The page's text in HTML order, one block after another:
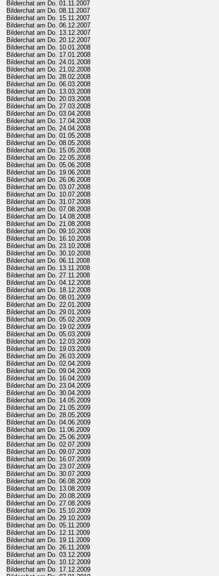
Bilderchat am Do. 01.11.2007
Bilderchat am Do. 08.11.2007
Bilderchat am Do. 15.11.2007
Bilderchat am Do. 06.12.2007
Bilderchat am Do. 13.12.2007
Bilderchat am Do. 20.12.2007
Bilderchat am Do. 10.01.2008
Bilderchat am Do. 17.01.2008
Bilderchat am Do. 24.01.2008
Bilderchat am Do. 21.02.2008
Bilderchat am Do. 28.02.2008
Bilderchat am Do. 06.03.2008
Bilderchat am Do. 13.03.2008
Bilderchat am Do. 20.03.2008
Bilderchat am Do. 27.03.2008
Bilderchat am Do. 03.04.2008
Bilderchat am Do. 17.04.2008
Bilderchat am Do. 24.04.2008
Bilderchat am Do. 01.05.2008
Bilderchat am Do. 08.05.2008
Bilderchat am Do. 15.05.2008
Bilderchat am Do. 22.05.2008
Bilderchat am Do. 05.06.2008
Bilderchat am Do. 19.06.2008
Bilderchat am Do. 26.06.2008
Bilderchat am Do. 03.07.2008
Bilderchat am Do. 10.07.2008
Bilderchat am Do. 31.07.2008
Bilderchat am Do. 07.08.2008
Bilderchat am Do. 14.08.2008
Bilderchat am Do. 21.08.2008
Bilderchat am Do. 09.10.2008
Bilderchat am Do. 16.10.2008
Bilderchat am Do. 23.10.2008
Bilderchat am Do. 30.10.2008
Bilderchat am Do. 06.11.2008
Bilderchat am Do. 13.11.2008
Bilderchat am Do. 27.11.2008
Bilderchat am Do. 04.12.2008
Bilderchat am Do. 18.12.2008
Bilderchat am Do. 08.01.2009
Bilderchat am Do. 22.01.2009
Bilderchat am Do. 29.01.2009
Bilderchat am Do. 05.02.2009
Bilderchat am Do. 19.02.2009
Bilderchat am Do. 05.03.2009
Bilderchat am Do. 12.03.2009
Bilderchat am Do. 19.03.2009
Bilderchat am Do. 26.03.2009
Bilderchat am Do. 02.04.2009
Bilderchat am Do. 09.04.2009
Bilderchat am Do. 16.04.2009
Bilderchat am Do. 23.04.2009
Bilderchat am Do. 30.04.2009
Bilderchat am Do. 14.05.2009
Bilderchat am Do. 21.05.2009
Bilderchat am Do. 28.05.2009
Bilderchat am Do. 04.06.2009
Bilderchat am Do. 11.06.2009
Bilderchat am Do. 25.06.2009
Bilderchat am Do. 02.07.2009
Bilderchat am Do. 09.07.2009
Bilderchat am Do. 16.07.2009
Bilderchat am Do. 23.07.2009
Bilderchat am Do. 30.07.2009
Bilderchat am Do. 06.08.2009
Bilderchat am Do. 13.08.2009
Bilderchat am Do. 20.08.2009
Bilderchat am Do. 27.08.2009
Bilderchat am Do. 15.10.2009
Bilderchat am Do. 29.10.2009
Bilderchat am Do. 05.11.2009
Bilderchat am Do. 12.11.2009
Bilderchat am Do. 19.11.2009
Bilderchat am Do. 26.11.2009
Bilderchat am Do. 03.12.2009
Bilderchat am Do. 10.12.2009
Bilderchat am Do. 17.12.2009